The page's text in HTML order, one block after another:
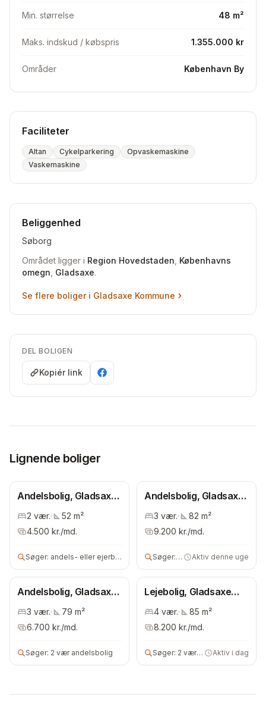
Min. størrelse 48 m²
Maks. indskud / købspris 1.355.000 kr
Områder København By
Faciliteter
Altan Cykelparkering
Opvaskemaskine
Vaskemaskine
Beliggenhed
Søborg
Området ligger i Region Hovedstaden Københavns
omegn Gladsaxe.
Se flere boliger i Gladsaxe Kommune
DEL BOLIGEN
Kopiér link
Lignende boliger
Andelsbolig, Gladsaxe
Kommune
2 vær.· 52 m²
4.500 kr./md.
Søger: andels- eller ejerbolig
Andelsbolig, Gladsaxe
Kommune
3 vær.· 82 m²
9.200 kr./md.
Søger:3 vær andels- eller
Aktiv denne uge
Andelsbolig, Gladsaxe
Kommune
3 vær.· 79 m²
6.700 kr./md.
Søger: 2 vær andelsbolig
Lejebolig, Gladsaxe
Kommune
4 vær.· 85 m²
8.200 kr./md.
Søger: 2 vær lejebolig Aktiv i dag